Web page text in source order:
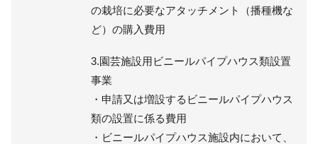
の栽培に必要なアタッチメント（播種機な
ど）の購入費用
3.園芸施設用ビニールパイプハウス類設置
事業
・申請又は増設するビニールパイプハウス
類の設置に係る費用
・ビニールパイプハウス施設内において、